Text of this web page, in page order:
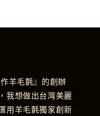
羊毛氈』的創辦
我想做出台灣美麗
用羊毛氈獨家創新